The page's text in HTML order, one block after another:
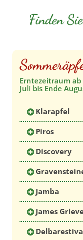
Finden
Erntezeitraum
Juli bis Ende
Klarapfel
Piros
Discovery
Jamba
James